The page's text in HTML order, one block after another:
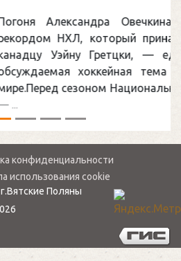
Овечкина за снайперским
принадлежит великому
— едва ли не самая
тема последних лет в
хоккейной лиги
конфиденциальности
использования cookie